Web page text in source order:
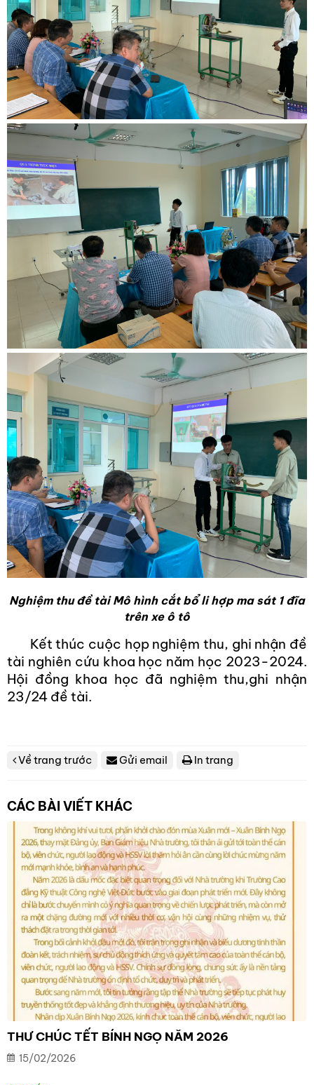
Nghiệm thu đề tài Mô hình cắt bổ li hợp ma sát 1 đĩa
trên xe ô tô
Kết thúc cuộc họp nghiệm thu, ghi nhận đề
tài nghiên cứu khoa học năm học 2023-2024.
Hội đồng khoa học đã nghiệm thu,ghi nhận
23/24 đề tài.
Về trang trước Gửi email In trang
CÁC BÀI VIẾT KHÁC
THƯ CHÚC TẾT BÍNH NGỌ NĂM 2026
15/02/2026